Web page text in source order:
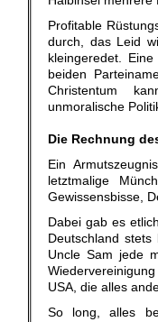
Profitable
durch, das Leid
kleingeredet.
beiden
Christentum
unmoralische
Die Rechnung
Ein
letztmalige
Gewissensbisse,
Dabei gab es
Deutschland
Uncle Sam jede
USA, die alles
So long, alles